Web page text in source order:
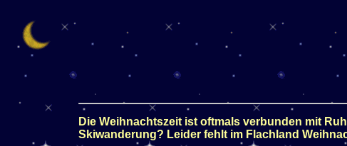
Die Weihnachtszeit ist oftmals verbunden mit
Skiwanderung? Leider fehlt im Flachland